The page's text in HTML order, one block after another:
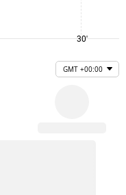
30'
GMT +00:00